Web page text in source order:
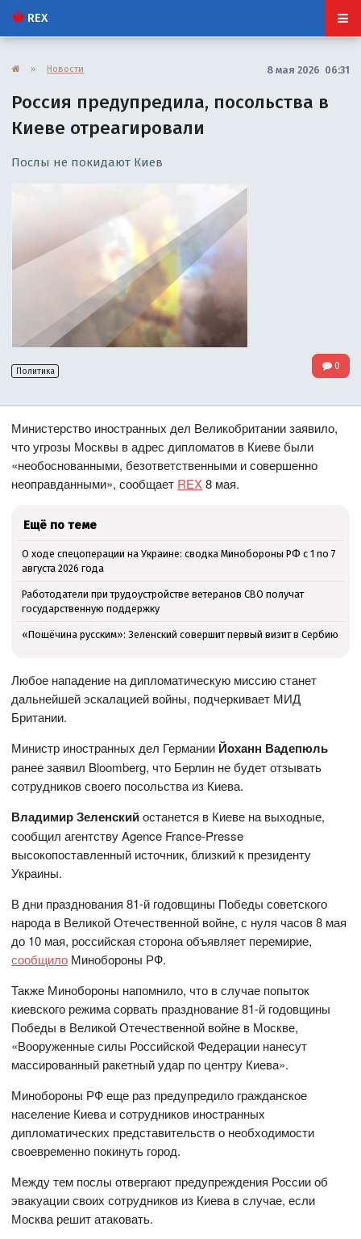
REX
» Новости 8 мая 2026 06:31
Россия предупредила, посольства в
Киеве отреагировали
Послы не покидают Киев
Политика 0
Министерство иностранных дел Великобритании заявило,
что угрозы Москвы в адрес дипломатов в Киеве были
«необоснованными, безответственными и совершенно
неоправданными», сообщает REX8 мая.
Ещё по теме
О ходе спецоперации на Украине: сводка Минобороны РФ с 1 по 7
августа 2026 года
Работодатели при трудоустройстве ветеранов СВО получат
государственную поддержку
«Пощёчина русским»: Зеленский совершит первый визит в Сербию
Любое нападение на дипломатическую миссию станет
дальнейшей эскалацией войны, подчеркивает МИД
Британии.
Министр иностранных дел Германии Йоханн Вадепюль
ранее заявил Bloomberg, что Берлин не будет отзывать
сотрудников своего посольства из Киева.
Владимир Зеленскийостанется в Киеве на выходные,
сообщил агентству Agence France-Presse
высокопоставленный источник, близкий к президенту
Украины.
В дни празднования 81-й годовщины Победы советского
народа в Великой Отечественной войне, с нуля часов 8 мая
до 10 мая, российская сторона объявляет перемирие,
сообщило Минобороны РФ.
Также Минобороны напомнило, что в случае попыток
киевского режима сорвать празднование 81-й годовщины
Победы в Великой Отечественной войне в Москве,
«Вооруженные силы Российской Федерации нанесут
массированный ракетный удар по центру Киева».
Минобороны РФ еще раз предупредило гражданское
население Киева и сотрудников иностранных
дипломатических представительств о необходимости
своевременно покинуть город.
Между тем послы отвергают предупреждения России об
эвакуации своих сотрудников из Киева в случае, если
Москва решит атаковать.